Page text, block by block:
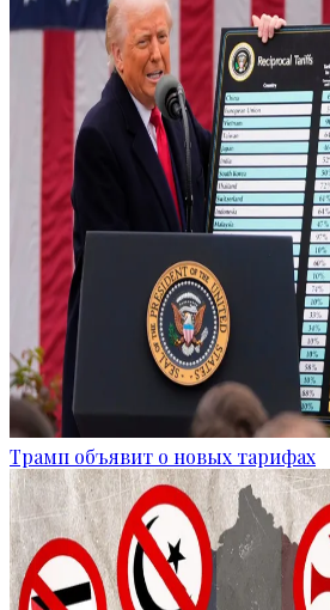
Трамп объявит о новых тарифах